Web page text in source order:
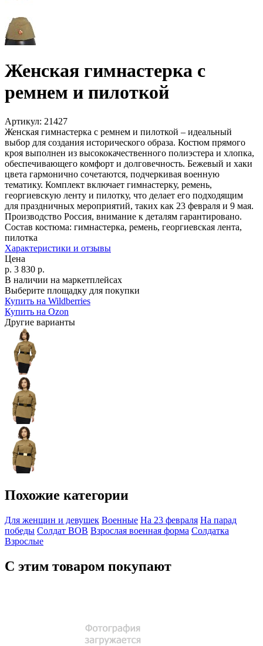
Женская гимнастерка с
ремнем и пилоткой
Артикул: 21427
Женская гимнастерка с ремнем и пилоткой – идеальный
выбор для создания исторического образа. Костюм прямого
кроя выполнен из высококачественного полиэстера и хлопка,
обеспечивающего комфорт и долговечность. Бежевый и хаки
цвета гармонично сочетаются, подчеркивая военную
тематику. Комплект включает гимнастерку, ремень,
георгиевскую ленту и пилотку, что делает его подходящим
для праздничных мероприятий, таких как 23 февраля и 9 мая.
Производство Россия, внимание к деталям гарантировано.
Состав костюма: гимнастерка, ремень, георгиевская лента,
пилотка
Характеристики и отзывы
Цена
р. 3 830 р.
В наличии на маркетплейсах
Выберите площадку для покупки
Купить на Wildberries
Купить на Ozon
Другие варианты
Похожие категории
Для женщин и девушек Военные На 23 февраля На парад
победы Солдат ВОВ Взрослая военная форма Солдатка
Взрослые
С этим товаром покупают